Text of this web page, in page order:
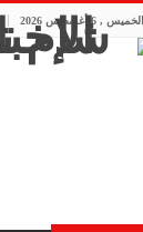
الخميس , 6 أغسطس 2026